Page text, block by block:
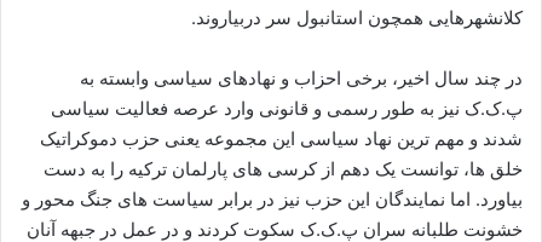
کلانشهرهایی همچون استانبول سر دربیاروند.
در چند سال اخیر، برخی احزاب و نهادهای سیاسی وابسته به
پ.ک.ک نیز به طور رسمی و قانونی وارد عرصه فعالیت سیاسی
شدند و مهم ترین نهاد سیاسی این مجموعه یعنی حزب دموکراتیک
خلق ها، توانست یک دهم از کرسی های پارلمان ترکیه را به دست
بیاورد. اما نمایندگان این حزب نیز در برابر سیاست های جنگ محور و
خشونت طلبانه سران پ.ک.ک سکوت کردند و در عمل در جبهه آنان